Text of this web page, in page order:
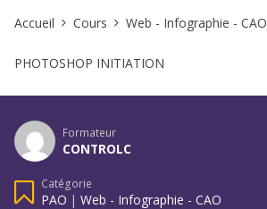
Accueil Cours Web - Infographie - CAO
PHOTOSHOP INITIATION
Formateur
CONTROLC
Catégorie
PAO | Web - Infographie - CAO